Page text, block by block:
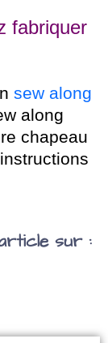
fabriquer
sew along
along
chapeau
sur :